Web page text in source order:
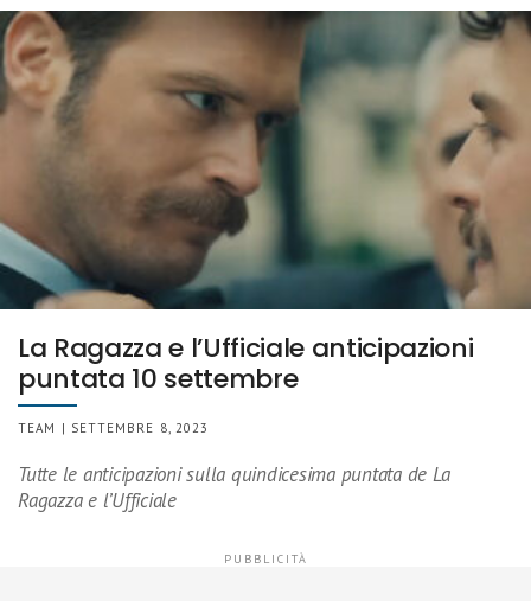
La Ragazza e l’Ufficiale anticipazioni
puntata 10 settembre
TEAM | SETTEMBRE 8, 2023
Tutte le anticipazioni sulla quindicesima puntata de La
Ragazza e l’Ufficiale